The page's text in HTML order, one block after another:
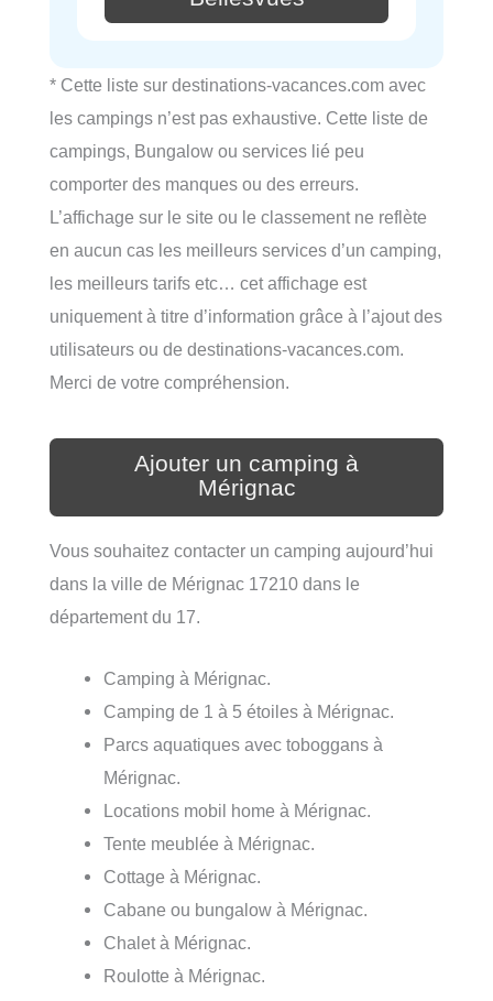
* Cette liste sur destinations-vacances.com avec
les campings n’est pas exhaustive. Cette liste de
campings, Bungalow ou services lié peu
comporter des manques ou des erreurs.
L’affichage sur le site ou le classement ne reflète
en aucun cas les meilleurs services d’un camping,
les meilleurs tarifs etc… cet affichage est
uniquement à titre d’information grâce à l’ajout des
utilisateurs ou de destinations-vacances.com.
Merci de votre compréhension.
Ajouter un camping à
Mérignac
Vous souhaitez contacter un camping aujourd’hui
dans la ville de Mérignac 17210 dans le
département du 17.
Camping à Mérignac.
Camping de 1 à 5 étoiles à Mérignac.
Parcs aquatiques avec toboggans à
Mérignac.
Locations mobil home à Mérignac.
Tente meublée à Mérignac.
Cottage à Mérignac.
Cabane ou bungalow à Mérignac.
Chalet à Mérignac.
Roulotte à Mérignac.